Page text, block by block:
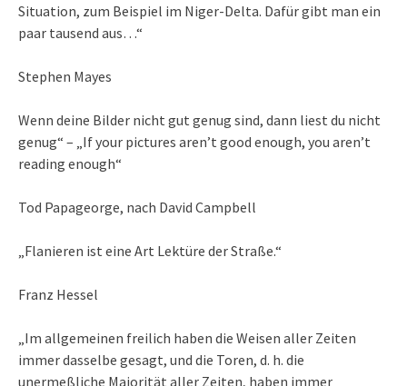
Situation, zum Beispiel im Niger-Delta. Dafür gibt man ein
paar tausend aus…“
Stephen Mayes
Wenn deine Bilder nicht gut genug sind, dann liest du nicht
genug“ – „If your pictures aren’t good enough, you aren’t
reading enough“
Tod Papageorge, nach David Campbell
„Flanieren ist eine Art Lektüre der Straße.“
Franz Hessel
„Im allgemeinen freilich haben die Weisen aller Zeiten
immer dasselbe gesagt, und die Toren, d. h. die
unermeßliche Majorität aller Zeiten, haben immer